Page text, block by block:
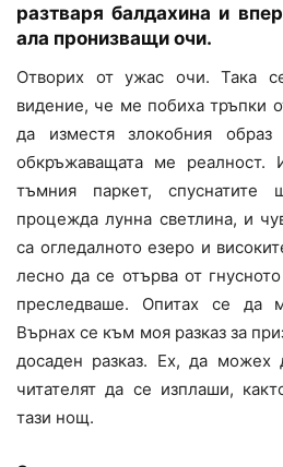
разтваря балдахина и
ала пронизващи очи.
Отворих от ужас очи. Така
видение, че ме побиха тръпки
да изместя злокобния
обкръжаващата ме реалност.
тъмния паркет,
процежда лунна светлина, и
са огледалното езеро и
лесно да се отърва от
преследваше. Опитах се да
Върнах се към моя разказ за
досаден разказ. Ех, да
читателят да се изплаши,
тази нощ.